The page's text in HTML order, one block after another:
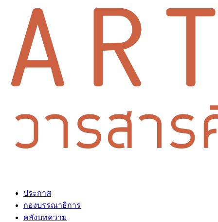
ประกาศ
กองบรรณาธิการ
คลังบทความ